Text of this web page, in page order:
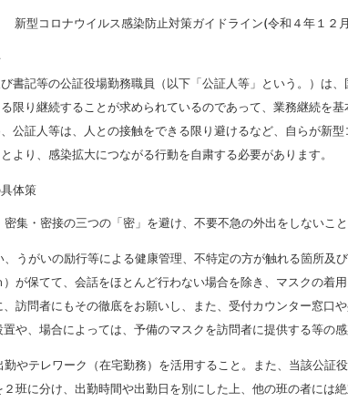
新型コロナウイルス感染防止対策ガイドライン(令和４年１２
書記等の公証役場勤務職員（以下「公証人等」という。）は
限り継続することが求められているのであって、業務継続を基
公証人等は、人との接触をできる限り避けるなど、自らが新
より、感染拡大につながる行動を自粛する必要があります。
体策
・密接の三つの「密」を避け、不要不急の外出をしないこと
がいの励行等による健康管理、不特定の方が触れる箇所及び
）が保てて、会話をほとんど行わない場合を除き、マスクの着
、訪問者にもその徹底をお願いし、また、受付カウンター窓口
置や、場合によっては、予備のマスクを訪問者に提供する等の感
テレワーク（在宅勤務）を活用すること。また、当該公証役
２班に分け、出勤時間や出勤日を別にした上、他の班の者には